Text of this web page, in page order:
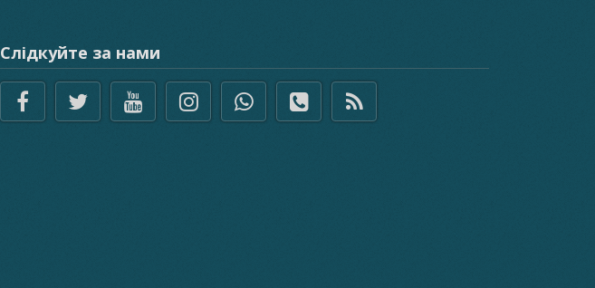
Слідкуйте за нами